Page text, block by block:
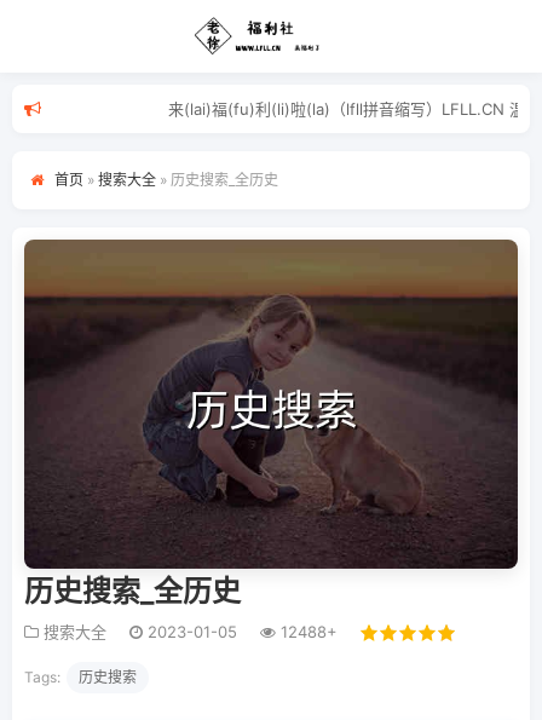
来(lai)福(fu)利(li)啦(la)（lfll拼音缩写）LFLL.CN 温馨
首页 » 搜索大全 » 历史搜索_全历史
历史搜索_全历史
搜索大全 2023-01-05 12488+
Tags: 历史搜索